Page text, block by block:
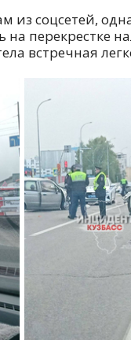
из соцсетей,
на перекрестке
встречная